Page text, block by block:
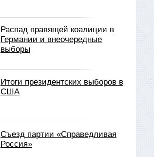
Распад правящей коалиции в
Германии и внеочередные
выборы
Итоги президентских выборов в
США
Съезд партии «Справедливая
Россия»